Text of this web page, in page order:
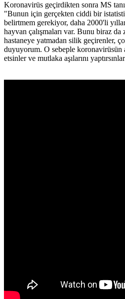
Koronavirüs geçirdikten sonra MS
"Bunun için gerçekten ciddi bir
belirtmem gerekiyor, daha 2000'li
hayvan çalışmaları var. Bunu biraz
hastaneye yatmadan silik geçirenler,
duyuyorum. O sebeple koronavirüsün
etsinler ve mutlaka aşılarını